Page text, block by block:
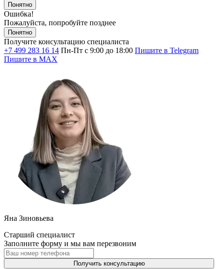
Понятно
Ошибка!
Пожалуйста, попробуйте позднее
Понятно
Получите консультацию специалиста
+7 499 283 16 14 Пн-Пт с 9:00 до 18:00 Пишите в Telegram
Пишите в MAX
Яна Зиновьева
Старший специалист
Заполните форму и мы вам перезвоним
Получить консультацию